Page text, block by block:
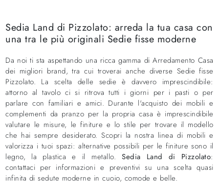
Sedia Land di Pizzolato: arreda la tua casa con
una tra le più originali Sedie fisse moderne
Da noi ti sta aspettando una ricca gamma di Arredamento Casa
dei migliori brand, tra cui troverai anche diverse Sedie fisse
Pizzolato. La scelta delle sedie è davvero imprescindibile:
attorno al tavolo ci si ritrova tutti i giorni per i pasti o per
parlare con familiari e amici. Durante l'acquisto dei mobili e
complementi da pranzo per la propria casa è imprescindibile
valutare le misure, le finiture e lo stile per trovare il modello
che hai sempre desiderato. Scopri la nostra linea di mobili e
valorizza i tuoi spazi: alternative possibili per le finiture sono il
legno, la plastica e il metallo.Sedia Land di Pizzolato:
contattaci per informazioni e preventivi su una scelta quasi
infinita di sedute moderne in cuoio, comode e belle.